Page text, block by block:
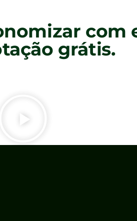
com
grátis.